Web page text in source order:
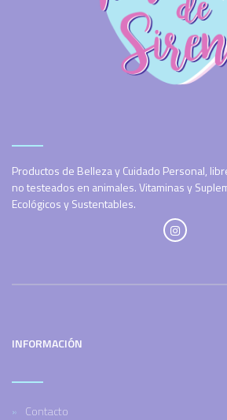
Productos de Belleza y Cuidado Personal,
no testeados en animales. Vitaminas y
Ecológicos y Sustentables.
INFORMACIÓN
Contacto